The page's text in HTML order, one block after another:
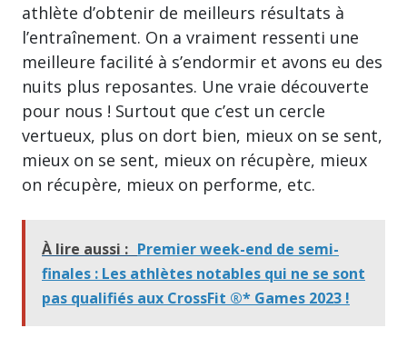
athlète d’obtenir de meilleurs résultats à
l’entraînement. On a vraiment ressenti une
meilleure facilité à s’endormir et avons eu des
nuits plus reposantes. Une vraie découverte
pour nous ! Surtout que c’est un cercle
vertueux, plus on dort bien, mieux on se sent,
mieux on se sent, mieux on récupère, mieux
on récupère, mieux on performe, etc.
À lire aussi : Premier week-end de semi-
finales : Les athlètes notables qui ne se sont
pas qualifiés aux CrossFit ®* Games 2023 !